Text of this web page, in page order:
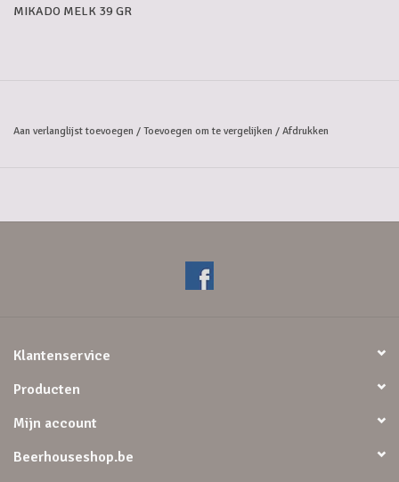
MIKADO MELK 39 GR
Aan verlanglijst toevoegen / Toevoegen om te vergelijken / Afdrukken
Klantenservice
Producten
Mijn account
Beerhouseshop.be